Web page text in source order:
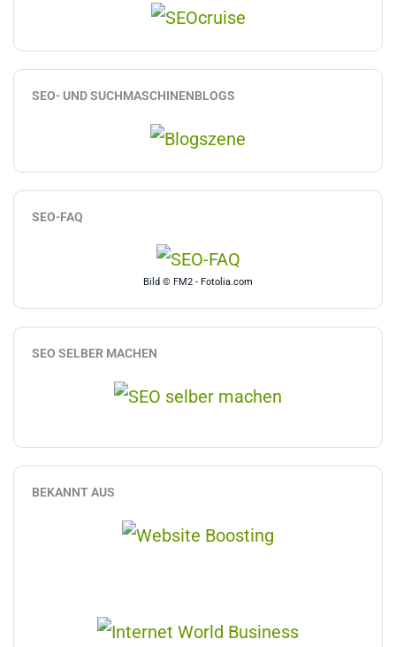
SEO- UND SUCHMASCHINENBLOGS
SEO-FAQ
Bild © FM2 - Fotolia.com
SEO SELBER MACHEN
BEKANNT AUS